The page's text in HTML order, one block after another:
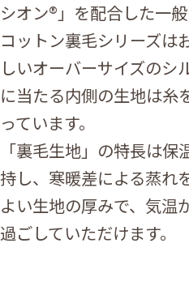
シオン®」を配合した一
コットン裏毛シリーズは
しいオーバーサイズの
に当たる内側の生地は糸
っています。
「裏毛生地」の特長は
持し、寒暖差による蒸れ
よい生地の厚みで、気温
過ごしていただけます。